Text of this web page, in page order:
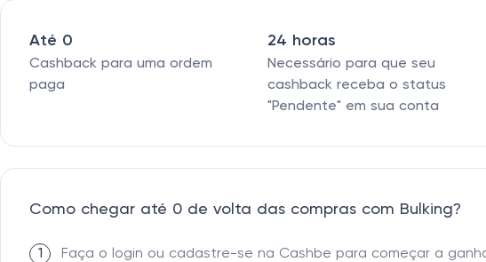
Até 0
Cashback para uma ordem
paga
24 horas
Necessário para que seu
cashback receba o status
"Pendente" em sua conta
Como chegar até 0 de volta das compras com Bulking?
1 Faça o login ou cadastre-se na Cashbe para começar a